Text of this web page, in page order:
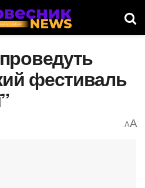
фестиваль
AA